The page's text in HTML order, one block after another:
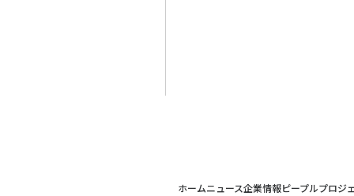
ホームニュース企業情報ピープルプロジ